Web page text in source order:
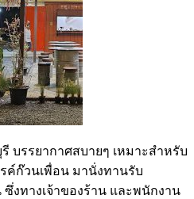
บรรยากาศสบายๆ เหมาะสำหรับ
ค์ก๊วนเพื่อน มานั่งทานรับ
ซึ่งทางเจ้าของร้าน และพนักงาน